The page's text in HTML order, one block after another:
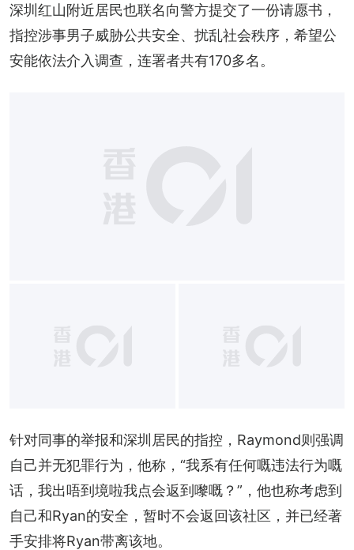
深圳红山附近居民也联名向警方提交了一份请愿书，
指控涉事男子威胁公共安全、扰乱社会秩序，希望公
安能依法介入调查，连署者共有170多名。
针对同事的举报和深圳居民的指控，Raymond则强调
自己并无犯罪行为，他称，“我系有任何嘅违法行为嘅
话，我出唔到境啦我点会返到嚟嘅？”，他也称考虑到
自己和Ryan的安全，暂时不会返回该社区，并已经著
手安排将Ryan带离该地。